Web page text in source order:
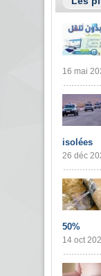
16 mai
isolées
26 déc
50%
14 oct